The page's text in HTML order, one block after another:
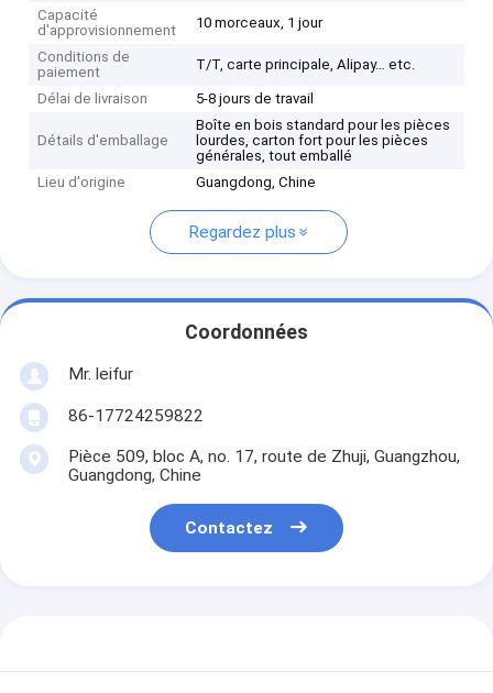
Capacité
d'approvisionnement
10 morceaux, 1 jour
Conditions de
paiement
T/T, carte principale, Alipay… etc.
Délai de livraison 5-8 jours de travail
Détails d'emballage
Boîte en bois standard pour les pièces
lourdes, carton fort pour les pièces
générales, tout emballé
Lieu d'origine
Guangdong, Chine
Regardez plus
Coordonnées
Mr. leifur
86-17724259822
Pièce 509, bloc A, no. 17, route de Zhuji, Guangzhou,
Guangdong, Chine
Contactez